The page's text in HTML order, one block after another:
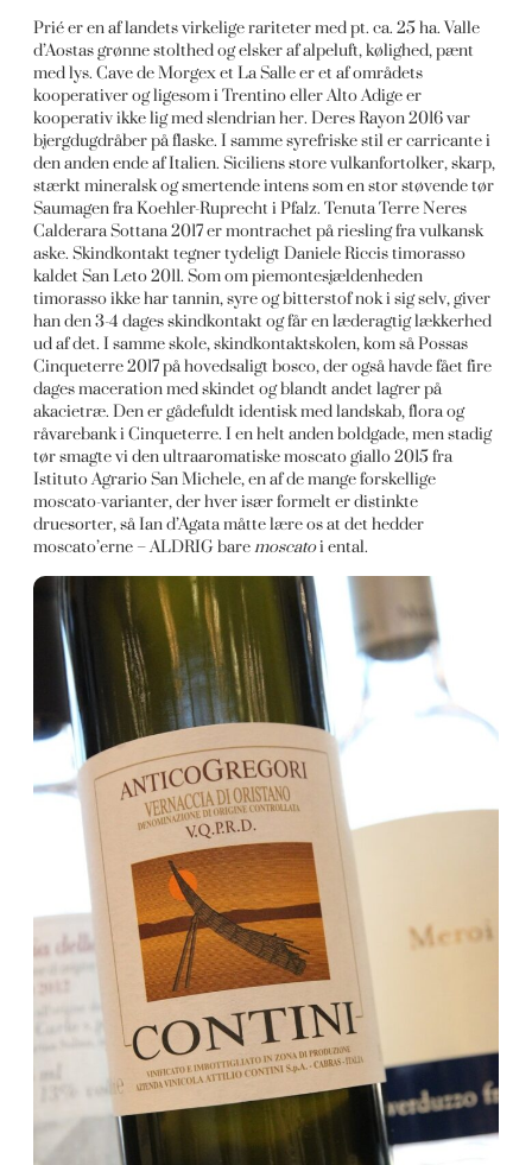
Prié er en af landets virkelige rariteter med pt. ca. 25 ha. Valle
d’Aostas grønne stolthed og elsker af alpeluft, kølighed, pænt
med lys. Cave de Morgex et La Salle er et af områdets
kooperativer og ligesom i Trentino eller Alto Adige er
kooperativ ikke lig med slendrian her. Deres Rayon 2016 var
bjergdugdråber på flaske. I samme syrefriske stil er carricante i
den anden ende af Italien. Siciliens store vulkanfortolker, skarp,
stærkt mineralsk og smertende intens som en stor støvende tør
Saumagen fra Koehler-Ruprecht i Pfalz. Tenuta Terre Neres
Calderara Sottana 2017 er montrachet på riesling fra vulkansk
aske. Skindkontakt tegner tydeligt Daniele Riccis timorasso
kaldet San Leto 2011. Som om piemontesjældenheden
timorasso ikke har tannin, syre og bitterstof nok i sig selv, giver
han den 3-4 dages skindkontakt og får en læderagtig lækkerhed
ud af det. I samme skole, skindkontaktskolen, kom så Possas
Cinqueterre 2017 på hovedsaligt bosco, der også havde fået fire
dages maceration med skindet og blandt andet lagrer på
akacietræ. Den er gådefuldt identisk med landskab, flora og
råvarebank i Cinqueterre. I en helt anden boldgade, men stadig
tør smagte vi den ultraaromatiske moscato giallo 2015 fra
Istituto Agrario San Michele, en af de mange forskellige
moscato-varianter, der hver især formelt er distinkte
druesorter, så Ian d’Agata måtte lære os at det hedder
moscato’erne – ALDRIG baremoscatoi ental.